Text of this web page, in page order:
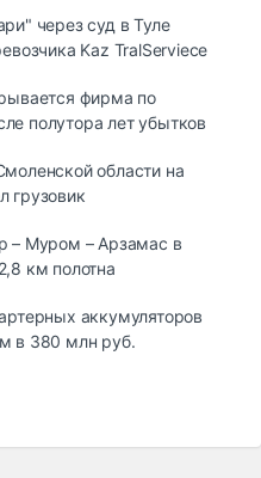
через суд в Туле
Kaz TralServiece
фирма по
полутора лет убытков
области на
грузовик
– Муром – Арзамас в
км полотна
аккумуляторов
в 380 млн руб.